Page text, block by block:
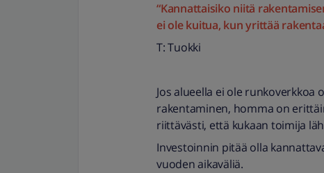
“Kannattaisiko niitä
ei ole kuitua, kun yrittää
T: Tuokki
Jos alueella ei ole runkoverkkoa
rakentaminen, homma on
riittävästi, että kukaan toimija
Investoinnin pitää olla
vuoden aikaväliä.